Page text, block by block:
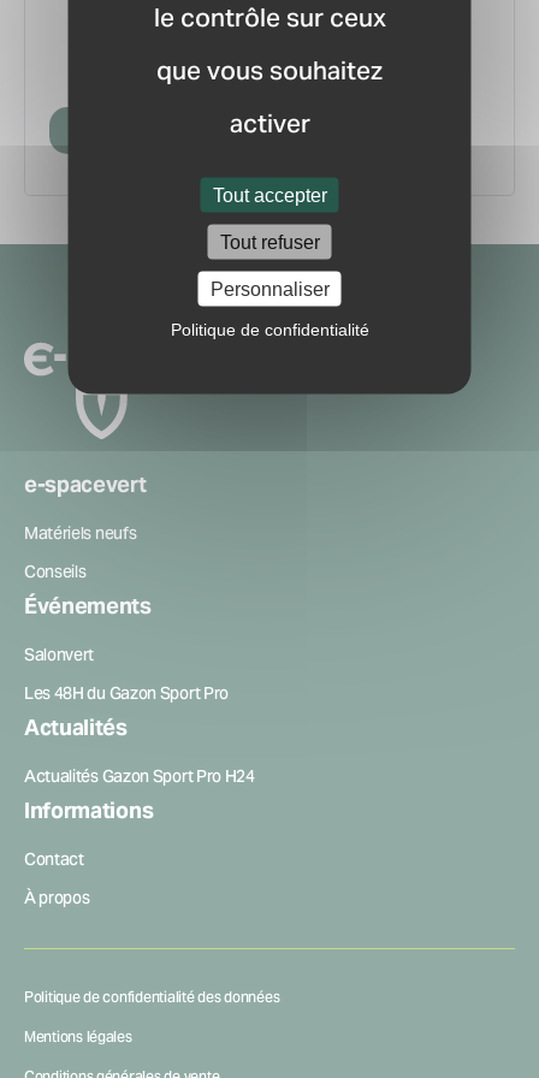
le contrôle sur ceux
que vous souhaitez
activer
Tout accepter
Tout refuser
Personnaliser
Politique de confidentialité
pour ne manquer aucune
information ou nouveauté du marché.
Créer mon compte
e-spacevert
Matériels neufs
Conseils
Événements
Salonvert
Les 48H du Gazon Sport Pro
Actualités
Actualités Gazon Sport Pro H24
Informations
Contact
À propos
Politique de confidentialité des données
Mentions légales